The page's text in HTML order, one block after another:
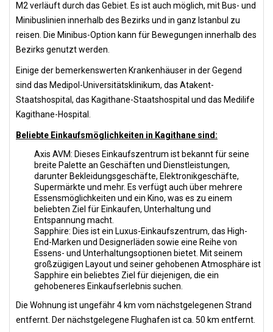
M2 verläuft durch das Gebiet. Es ist auch möglich, mit Bus- und
Minibuslinien innerhalb des Bezirks und in ganz Istanbul zu
reisen. Die Minibus-Option kann für Bewegungen innerhalb des
Bezirks genutzt werden.
Einige der bemerkenswerten Krankenhäuser in der Gegend
sind das Medipol-Universitätsklinikum, das Atakent-
Staatshospital, das Kagithane-Staatshospital und das Medilife
Kagithane-Hospital.
Beliebte Einkaufsmöglichkeiten in Kagithane sind:
Axis AVM: Dieses Einkaufszentrum ist bekannt für seine
breite Palette an Geschäften und Dienstleistungen,
darunter Bekleidungsgeschäfte, Elektronikgeschäfte,
Supermärkte und mehr. Es verfügt auch über mehrere
Essensmöglichkeiten und ein Kino, was es zu einem
beliebten Ziel für Einkaufen, Unterhaltung und
Entspannung macht.
Sapphire: Dies ist ein Luxus-Einkaufszentrum, das High-
End-Marken und Designerläden sowie eine Reihe von
Essens- und Unterhaltungsoptionen bietet. Mit seinem
großzügigen Layout und seiner gehobenen Atmosphäre ist
Sapphire ein beliebtes Ziel für diejenigen, die ein
gehobeneres Einkaufserlebnis suchen.
Die Wohnung ist ungefähr 4 km vom nächstgelegenen Strand
entfernt. Der nächstgelegene Flughafen ist ca. 50 km entfernt.